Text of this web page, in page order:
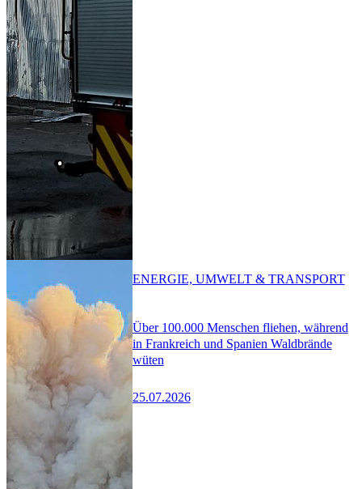
Über 100.000 Menschen fliehen, während
in Frankreich und Spanien Waldbrände
wüten
25.07.2026
ENERGIE, UMWELT & TRANSPORT